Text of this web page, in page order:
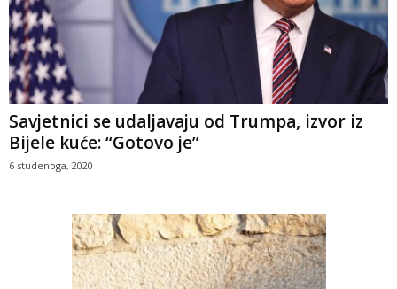
Savjetnici se udaljavaju od Trumpa, izvor iz
Bijele kuće: “Gotovo je”
6 studenoga, 2020